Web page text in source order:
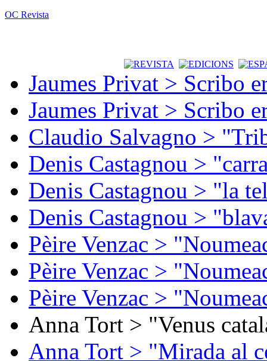
OC Revista
Jaumes Privat > Scribo
Jaumes Privat > Scribo
Claudio Salvagno >
Denis Castagnou >
Denis Castagnou > "la
Denis Castagnou >
Pèire Venzac >
Pèire Venzac >
Pèire Venzac >
Anna Tort > "Venus
Anna Tort > "Mirada al